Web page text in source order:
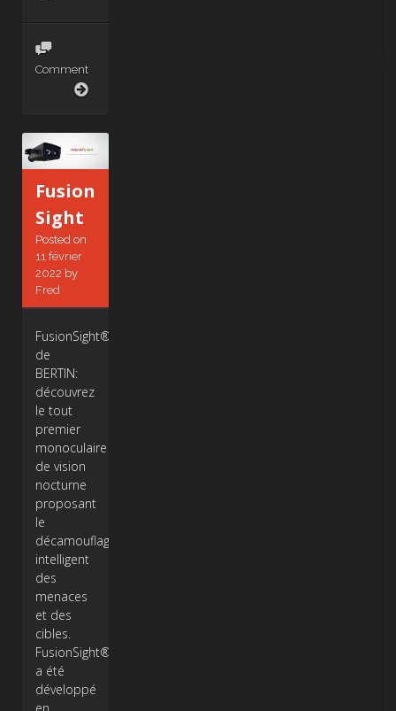
Comment
Logement
Fusion
Sight
Posted on
11 février
2022 by
Fred
FusionSight®
de
BERTIN:
découvrez
le tout
premier
monoculaire
de vision
nocturne
proposant
le
décamouflage
intelligent
des
menaces
et des
cibles.
FusionSight®
a été
développé